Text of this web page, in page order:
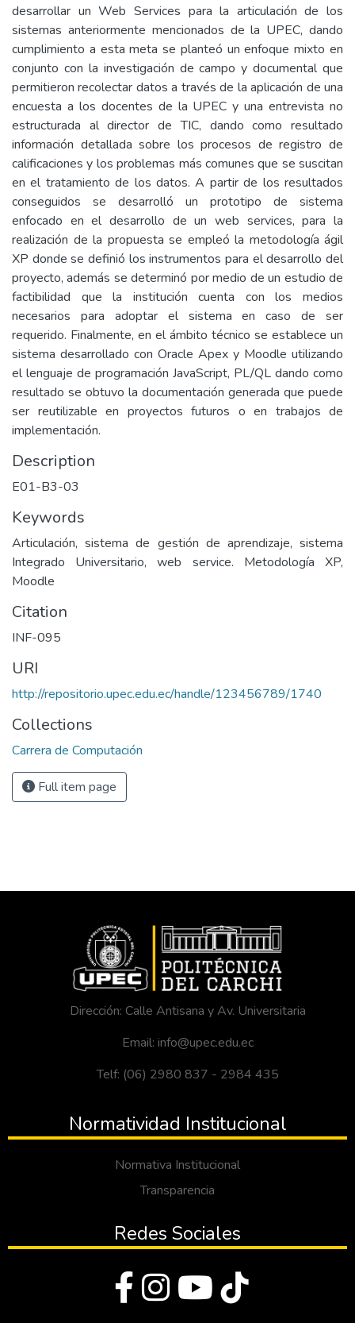
desarrollar un Web Services para la articulación de los
sistemas anteriormente mencionados de la UPEC, dando
cumplimiento a esta meta se planteó un enfoque mixto en
conjunto con la investigación de campo y documental que
permitieron recolectar datos a través de la aplicación de una
encuesta a los docentes de la UPEC y una entrevista no
estructurada al director de TIC, dando como resultado
información detallada sobre los procesos de registro de
calificaciones y los problemas más comunes que se suscitan
en el tratamiento de los datos. A partir de los resultados
conseguidos se desarrolló un prototipo de sistema
enfocado en el desarrollo de un web services, para la
realización de la propuesta se empleó la metodología ágil
XP donde se definió los instrumentos para el desarrollo del
proyecto, además se determinó por medio de un estudio de
factibilidad que la institución cuenta con los medios
necesarios para adoptar el sistema en caso de ser
requerido. Finalmente, en el ámbito técnico se establece un
sistema desarrollado con Oracle Apex y Moodle utilizando
el lenguaje de programación JavaScript, PL/QL dando como
resultado se obtuvo la documentación generada que puede
ser reutilizable en proyectos futuros o en trabajos de
implementación.
Description
E01-B3-03
Keywords
Articulación, sistema de gestión de aprendizaje, sistema
Integrado Universitario, web service. Metodología XP,
Moodle
Citation
INF-095
URI
http://repositorio.upec.edu.ec/handle/123456789/1740
Collections
Carrera de Computación
Full item page
Dirección: Calle Antisana y Av. Universitaria
Email: info@upec.edu.ec
Telf: (06) 2980 837 - 2984 435
Normatividad Institucional
Normativa Institucional
Transparencia
Redes Sociales